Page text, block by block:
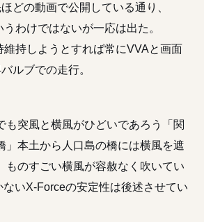
どの動画で公開している通り、
わけではないが一応は出た。
維持しようとすれば常にVVAと画面
ルブでの走行。
も突風と横風がひどいであろう「関
」本土から人口島の橋には横風を遮
ものすごい横風が容赦なく吹いてい
いX-Forceの安定性は後述させてい